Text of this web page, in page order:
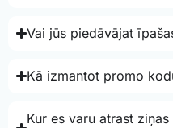
Vai jūs piedāvājat
Kā izmantot promo
Kur es varu atrast